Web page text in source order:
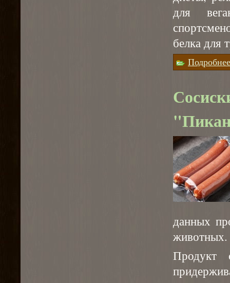
для
белка для
Подробнее
данных
животных.
Продукт